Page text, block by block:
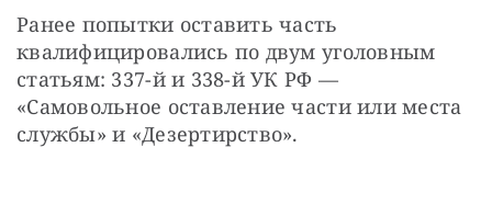
Ранее попытки оставить часть
квалифицировались по двум уголовным
статьям: 337-й и 338-й УК РФ —
«Самовольное оставление части или места
службы» и «Дезертирство».